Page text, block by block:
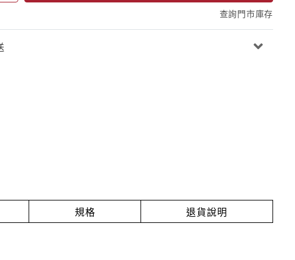
查詢門市庫存
規格 退貨說明